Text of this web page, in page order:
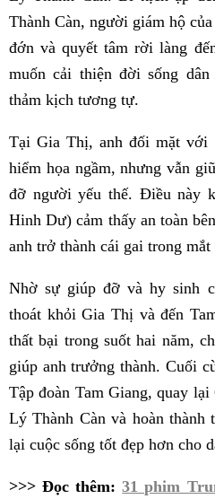
Thành Càn, người giám hộ
đớn và quyết tâm rời làng
muốn cải thiện đời sống
thảm kịch tương tự.
Tại Gia Thị, anh đối mặt với
hiểm họa ngầm, nhưng vẫn
đỡ người yếu thế. Điều này
Hinh Dư) cảm thấy an toàn
anh trở thành cái gai trong
Nhờ sự giúp đỡ và hy sinh
thoát khỏi Gia Thị và đến
thất bại trong suốt hai năm,
giúp anh trưởng thành. Cuối
Tập đoàn Tam Giang, quay
Lý Thành Càn và hoàn thành
lại cuộc sống tốt đẹp hơn cho
>>> Đọc thêm:31 phim